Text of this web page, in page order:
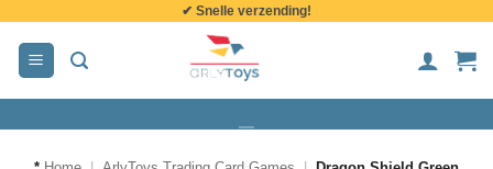
inhoud
✔ Snelle verzending!